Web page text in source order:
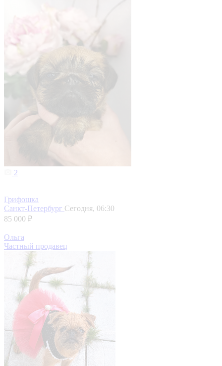
2
Грифошка
Санкт-Петербург Сегодня, 06:30
85 000 ₽
Ольга
Частный продавец